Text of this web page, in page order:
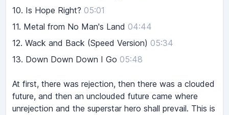
10. Is Hope Right? 05:01
11. Metal from No Man's Land 04:44
12. Wack and Back (Speed Version) 05:34
13. Down Down Down I Go 05:48
At first, there was rejection, then there was a clouded
future, and then an unclouded future came where
unrejection and the superstar hero shall prevail. This is